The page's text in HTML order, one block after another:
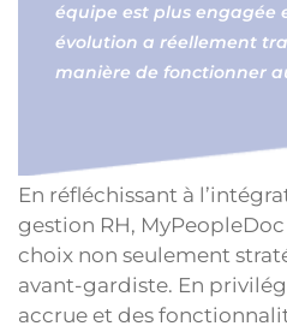
équipe est plus engagée
évolution a réellement
manière de fonctionner
En réfléchissant à
gestion RH,
choix non seulement
avant-gardiste. En
accrue et des